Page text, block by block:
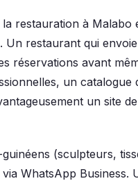
la restauration à Malabo
Un restaurant qui
réservations avant
un catalogue
un site
(sculpteurs,
WhatsApp Business.